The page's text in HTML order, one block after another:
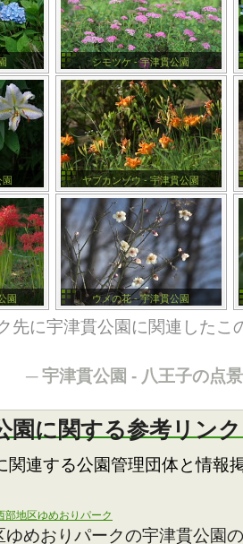
シモツケ - 宇津貫公園
ヤブカンゾウ - 宇津貫公園
園 ウメの花 - 宇津貫公園
先に宇津貫公園に関連したこ
─宇津貫公園 - 八王子の点景
園に関する参考リンク
関連する公園管理団体と情報
部地区ゆめおりパーク
ゆめおりパークの宇津貫公園